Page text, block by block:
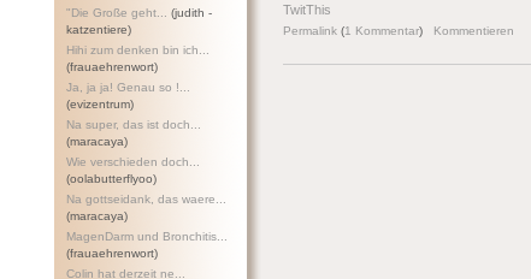
"Die Große geht...
(judith -
katzentiere)
Hihi zum denken bin ich...
(frauaehrenwort)
Ja, ja ja! Genau so !...
(evizentrum)
Na super, das ist doch...
(maracaya)
Wie verschieden doch...
(oolabutterflyoo)
Na gottseidank, das waere...
(maracaya)
MagenDarm und Bronchitis...
(frauaehrenwort)
Colin hat derzeit ne...
TwitThis
Permalink (1 Kommentar) Kommentieren